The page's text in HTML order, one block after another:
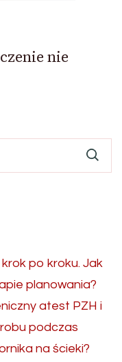
nie
po kroku. Jak
planowania?
atest PZH i
podczas
na ścieki?